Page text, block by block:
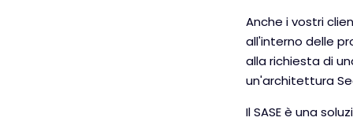
Anche i vostri
all'interno delle
alla richiesta di
un'architettura
Il SASE è una